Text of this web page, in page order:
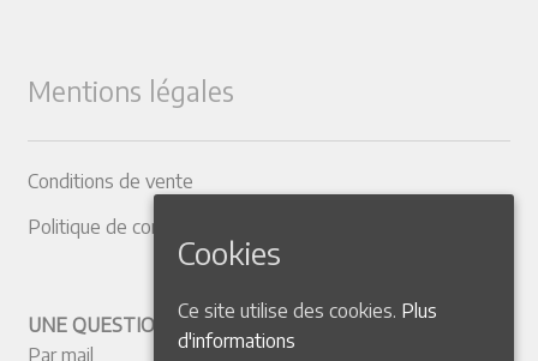
Mentions légales
Conditions de vente
Politique de confidentialité
UNE QUESTION ? CONTACTEZ-NOUS
Par mail
Cookies
Ce site utilise des cookies. Plus
d'informations